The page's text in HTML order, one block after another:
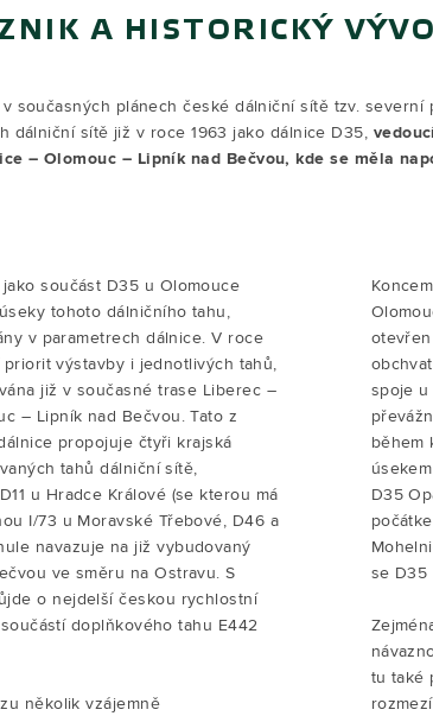
A HISTORICKÝ
současných plánech české dálniční sítě tzv.
dálniční sítě již v roce 1963 jako dálnice D35,
– Olomouc – Lipník nad Bečvou, kde se měla
součást D35 u Olomouce
tohoto dálničního tahu,
v parametrech dálnice. V roce
výstavby i jednotlivých tahů,
již v současné trase Liberec –
– Lipník nad Bečvou. Tato z
propojuje čtyři krajská
tahů dálniční sítě,
u Hradce Králové (se kterou má
I/73 u Moravské Třebové, D46 a
navazuje na již vybudovaný
ve směru na Ostravu. S
o nejdelší českou rychlostní
doplňkového tahu E442
několik vzájemně
spoje u
během
D35
se D35
tu také